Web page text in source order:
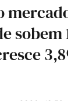
sobem